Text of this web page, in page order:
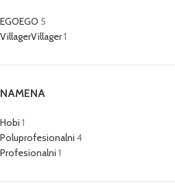
EGOEGO 5
VillagerVillager1
NAMENA
Hobi 1
Poluprofesionalni 4
Profesionalni 1